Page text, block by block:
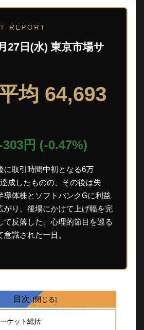
REPORT
27日(水) 東京市場サ
均 64,693
円 (-0.47%)
に取引時間中初となる6万
成したものの、その後は失
導体株とソフトバンクGに利益
がり、後場にかけて上げ幅を完
て反落した。心理的節目を巡る
識された一日。
目次
ケット総括